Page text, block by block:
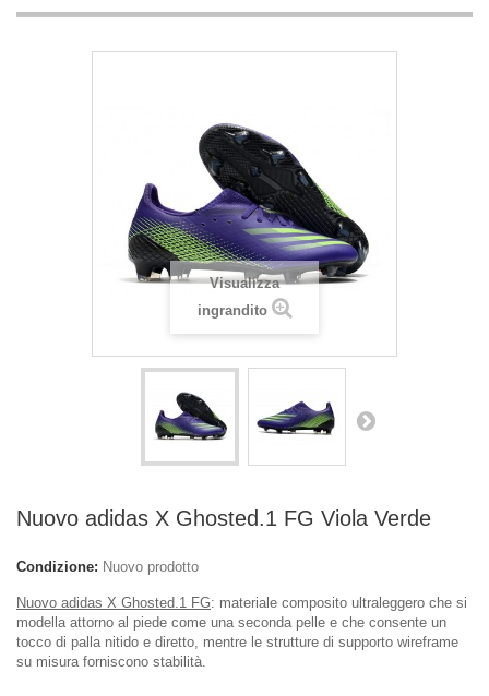
Visualizza
ingrandito
Nuovo adidas X Ghosted.1 FG Viola Verde
Condizione: Nuovo prodotto
Nuovo adidas X Ghosted.1 FG: materiale composito ultraleggero che si
modella attorno al piede come una seconda pelle e che consente un
tocco di palla nitido e diretto, mentre le strutture di supporto wireframe
su misura forniscono stabilità.